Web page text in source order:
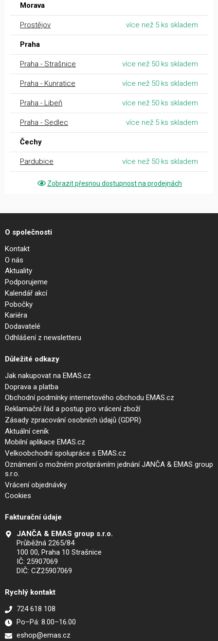
Morava
Prostějov více než 5 ks skladem
Praha
Praha - Strašnice více než 50 ks skladem
Praha - Kunratice více než 50 ks skladem
Praha - Libeň více než 50 ks skladem
Praha - Sedlec více než 5 ks skladem
Čechy
Pardubice více než 50 ks skladem
Zobrazit přesnou dostupnost na prodejnách
O společnosti
Kontakt
O nás
Aktuality
Podporujeme
Kalendář akcí
Pobočky
Kariéra
Dodavatelé
Odhlášení z newsletteru
Důležité odkazy
Jak nakupovat na EMAS.cz
Doprava a platba
Obchodní podmínky internetového obchodu EMAS.cz
Reklamační řád a postup pro vrácení zboží
Zásady zpracování osobních údajů (GDPR)
Aktuální ceník
Mobilní aplikace EMAS.cz
Velkoobchodní spolupráce s EMAS.cz
Oznámení o možném protiprávním jednání JANČA & EMAS group
s.r.o.
Vrácení objednávky
Cookies
Fakturační údaje
JANČA & EMAS group s.r.o.
Průběžná 2265/84
100 00, Praha 10 Strašnice
IČ: 25907069
DIČ: CZ25907069
Rychlý kontakt
724 618 108
Po–Pá: 8.00–16.00
eshop@emas.cz